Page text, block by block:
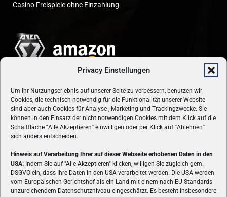
Privacy Einstellungen
Um Ihr Nutzungserlebnis auf unserer Seite zu verbessern, benutzen wir
Cookies, die technisch notwendig für die Funktionalität unserer Website
sind aber auch Cookies für Analyse-, Marketing und Trackingzwecke. Sie
können in den Einsatz der nicht notwendigen Cookies mit dem Klick auf die
Schaltfläche "Alle Akzeptieren" einwilligen oder per Klick auf"Ablehnen"
sich anders entscheiden.
Hinweis auf Verarbeitung Ihrer auf dieser Webseite erhobenen Daten in den
USA: Indem Sie auf "Alle Akzeptieren" klicken, willigen Sie zugleich gem.
DSGVO ein, dass Ihre Daten in den USA verarbeitet werden. Die USA werden
vom Europäischen Gerichtshof als ein Land mit einem nach EU-Standards
unzureichendem Datenschutzniveau eingeschätzt. Es besteht insbesondere
Casino Freispiele ohne Einzahlung
ÜBER UNS
VON GAMERN, FÜR GAMER! Gamers.at ist das älteste Online-